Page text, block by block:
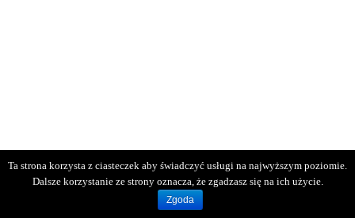
Ta strona korzysta z ciasteczek aby świadczyć usługi na najwyższym poziomie.
Dalsze korzystanie ze strony oznacza, że zgadzasz się na ich użycie.
Zgoda